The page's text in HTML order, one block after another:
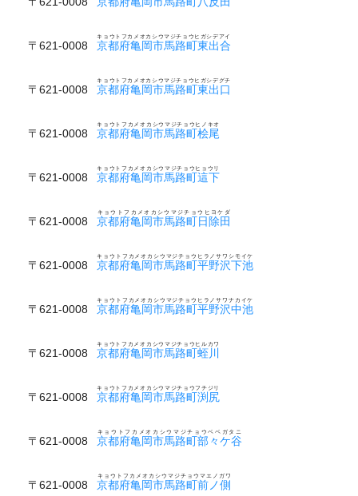
〒621-0008 京都府亀岡市馬路町東出合
キョウトフカメオカシウマジチョウヒガシデアイ
〒621-0008 京都府亀岡市馬路町東出口
キョウトフカメオカシウマジチョウヒガシデグチ
〒621-0008 京都府亀岡市馬路町桧尾
キョウトフカメオカシウマジチョウヒノキオ
〒621-0008 京都府亀岡市馬路町這下
キョウトフカメオカシウマジチョウヒョウリ
〒621-0008 京都府亀岡市馬路町日除田
キョウトフカメオカシウマジチョウヒヨケダ
〒621-0008 京都府亀岡市馬路町平野沢下池
キョウトフカメオカシウマジチョウヒラノサワシモイケ
〒621-0008 京都府亀岡市馬路町平野沢中池
キョウトフカメオカシウマジチョウヒラノサワナカイケ
〒621-0008 京都府亀岡市馬路町蛭川
キョウトフカメオカシウマジチョウヒルカワ
〒621-0008 京都府亀岡市馬路町渕尻
キョウトフカメオカシウマジチョウフチジリ
〒621-0008 京都府亀岡市馬路町部々ケ谷
キョウトフカメオカシウマジチョウベベガタニ
〒621-0008 京都府亀岡市馬路町前ノ側
キョウトフカメオカシウマジチョウマエノガワ